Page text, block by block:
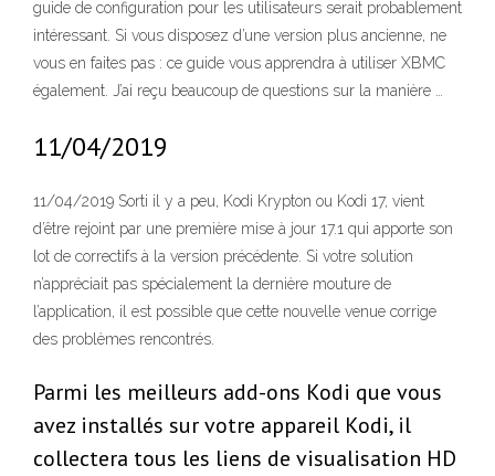
guide de configuration pour les utilisateurs serait probablement
intéressant. Si vous disposez d’une version plus ancienne, ne
vous en faites pas : ce guide vous apprendra à utiliser XBMC
également. J’ai reçu beaucoup de questions sur la manière …
11/04/2019
11/04/2019 Sorti il y a peu, Kodi Krypton ou Kodi 17, vient
d’être rejoint par une première mise à jour 17.1 qui apporte son
lot de correctifs à la version précédente. Si votre solution
n’appréciait pas spécialement la dernière mouture de
l’application, il est possible que cette nouvelle venue corrige
des problèmes rencontrés.
Parmi les meilleurs add-ons Kodi que vous
avez installés sur votre appareil Kodi, il
collectera tous les liens de visualisation HD